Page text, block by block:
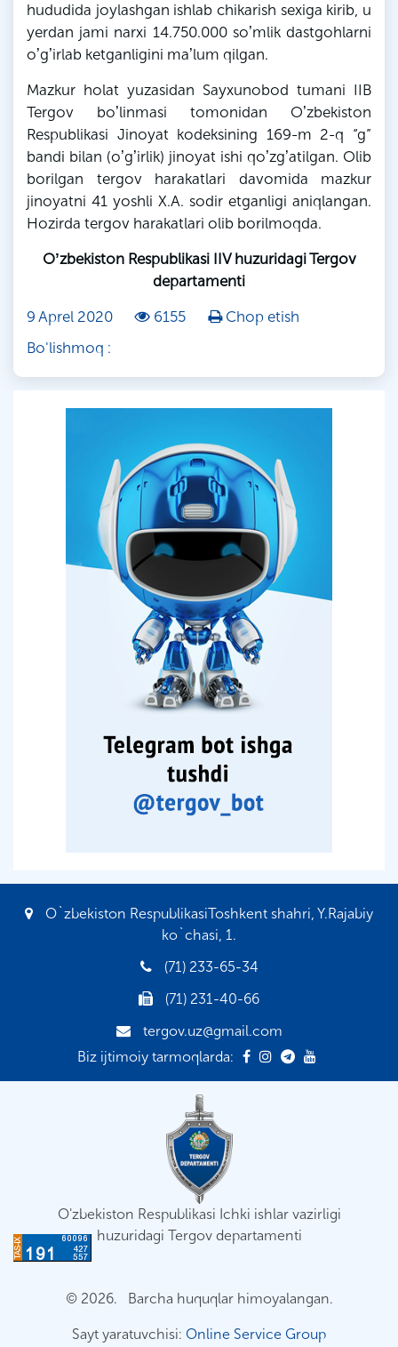
hududida joylashgan ishlab chikarish sexiga kirib, u
yerdan jami narxi 14.750.000 soʼmlik dastgohlarni
oʼgʼirlab ketganligini maʼlum qilgan.
Mazkur holat yuzasidan Sayxunobod tumani IIB
Tergov boʼlinmasi tomonidan Oʼzbekiston
Respublikasi Jinoyat kodeksining 169-m 2-q “g”
bandi bilan (oʼgʼirlik) jinoyat ishi qoʼzgʼatilgan. Olib
borilgan tergov harakatlari davomida mazkur
jinoyatni 41 yoshli X.А. sodir etganligi aniqlangan.
Hozirda tergov harakatlari olib borilmoqda.
Oʼzbekiston Respublikasi IIV huzuridagi Tergov
departamenti
9 Aprel 2020
6155
Chop etish
Bo'lishmoq :
O`zbekiston RespublikasiToshkent shahri, Y.Rajabiy
ko`chasi, 1.
(71) 233-65-34
(71) 231-40-66
tergov.uz@gmail.com
Biz ijtimoiy tarmoqlarda:
O'zbekiston Respublikasi Ichki ishlar vazirligi
huzuridagi Tergov departamenti
© 2026. Barcha huquqlar himoyalangan.
Sayt yaratuvchisi: Online Service Group